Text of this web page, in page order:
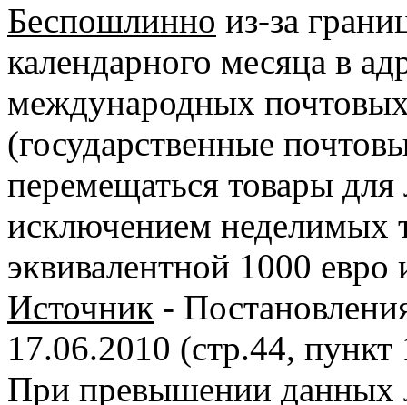
Беспошлинно из-за
календарного месяца в
международных
(государственные
перемещаться товары для
исключением неделимых
эквивалентной 1000 евро
Источник -
17.06.2010 (стр.44, пункт
При превышении данных